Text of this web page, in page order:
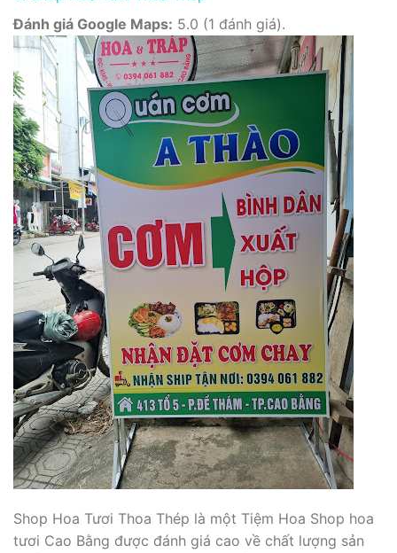
Đánh giá Google Maps: 5.0 (1 đánh giá).
Shop Hoa Tươi Thoa Thép là một Tiệm Hoa Shop hoa
tươi Cao Bằng được đánh giá cao về chất lượng sản